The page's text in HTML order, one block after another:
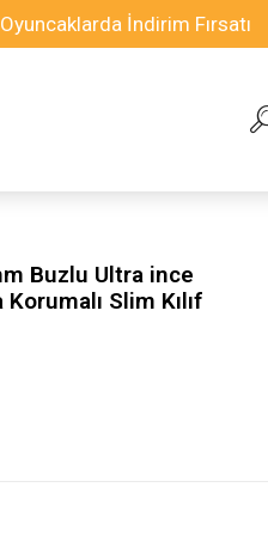
İndirim Fırsatı
Buzlu Ultra ince
Slim Kılıf